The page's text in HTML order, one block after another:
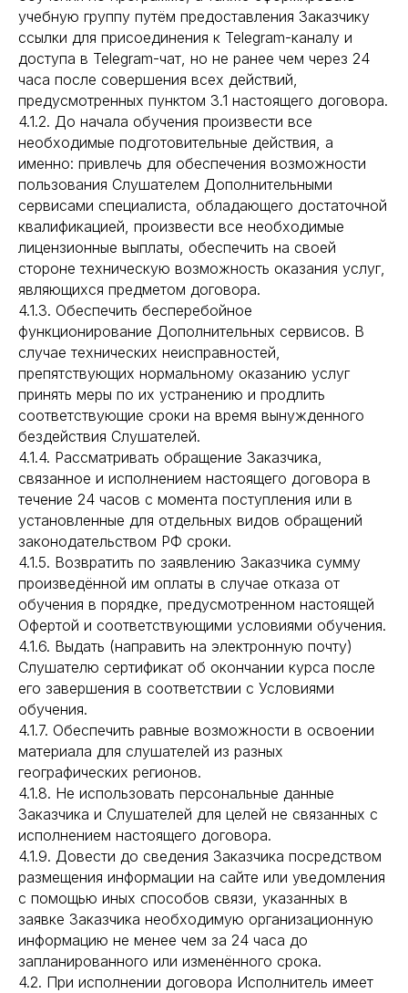
учебную группу путём предоставления Заказчику
ссылки для присоединения к Telegram-каналу и
доступа в Telegram-чат, но не ранее чем через 24
часа после совершения всех действий,
предусмотренных пунктом 3.1 настоящего договора.
4.1.2. До начала обучения произвести все
необходимые подготовительные действия, а
именно: привлечь для обеспечения возможности
пользования Слушателем Дополнительными
сервисами специалиста, обладающего достаточной
квалификацией, произвести все необходимые
лицензионные выплаты, обеспечить на своей
стороне техническую возможность оказания услуг,
являющихся предметом договора.
4.1.3. Обеспечить бесперебойное
функционирование Дополнительных сервисов. В
случае технических неисправностей,
препятствующих нормальному оказанию услуг
принять меры по их устранению и продлить
соответствующие сроки на время вынужденного
бездействия Слушателей.
4.1.4. Рассматривать обращение Заказчика,
связанное и исполнением настоящего договора в
течение 24 часов с момента поступления или в
установленные для отдельных видов обращений
законодательством РФ сроки.
4.1.5. Возвратить по заявлению Заказчика сумму
произведённой им оплаты в случае отказа от
обучения в порядке, предусмотренном настоящей
Офертой и соответствующими условиями обучения.
4.1.6. Выдать (направить на электронную почту)
Слушателю сертификат об окончании курса после
его завершения в соответствии с Условиями
обучения.
4.1.7. Обеспечить равные возможности в освоении
материала для слушателей из разных
географических регионов.
4.1.8. Не использовать персональные данные
Заказчика и Слушателей для целей не связанных с
исполнением настоящего договора.
4.1.9. Довести до сведения Заказчика посредством
размещения информации на сайте или уведомления
с помощью иных способов связи, указанных в
заявке Заказчика необходимую организационную
информацию не менее чем за 24 часа до
запланированного или изменённого срока.
4.2. При исполнении договора Исполнитель имеет